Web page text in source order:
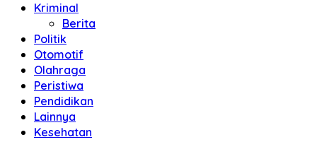
Kriminal
Berita
Politik
Otomotif
Olahraga
Peristiwa
Pendidikan
Lainnya
Kesehatan